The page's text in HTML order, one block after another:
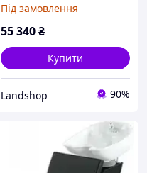
Під замовлення
55 340₴
Купити
Landshop 90%